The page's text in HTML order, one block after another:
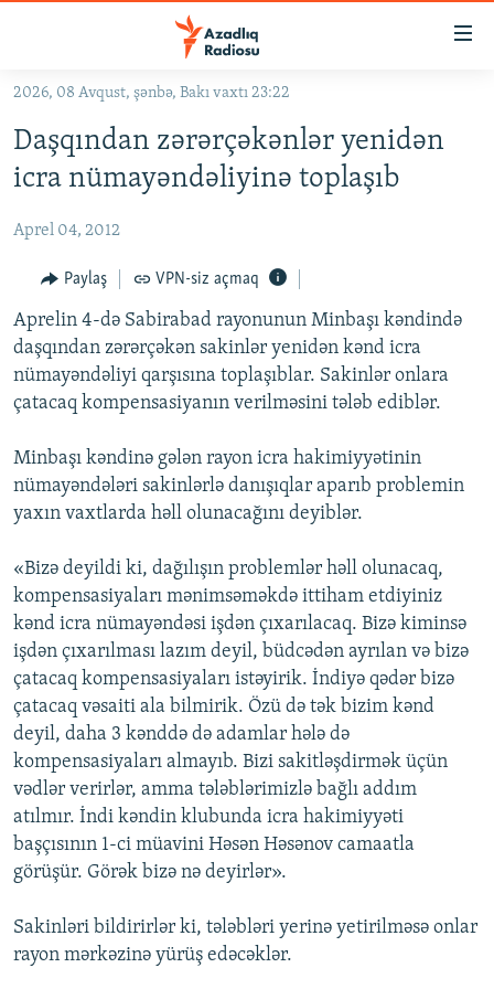
Əsas
qayıt
Əsas
qayıt
#İZAHLA
KORRUPSIOMETR
#ƏSLINDƏ
FƏRQƏ BAX
QANUNI DOĞRU
ARAŞDIRMA
MULTIMEDIA
FOTOQALEREYA
İNFOQRAFIKA
KARIKATURA
AZƏRBAYCAN ƏDƏBIYYATI KITABXANASI
İSLAM VƏ DEMOKRATIYA
İZ - MƏDƏNIYYƏT PROQRAMI
HAQQIMIZDA
MISSIYAMIZ
PEŞƏ ETIKASI VƏ JURNALISTIKA STANDARTLARIMIZ
MATERIALLARIMIZDAN ISTIFADƏ
AZADLIQRADIOSU MOBIL TELEFONUNUZDA
BIZIMLƏ ƏLAQƏ
XƏBƏR BÜLLETENLƏRIMIZ
RFE/RL-in bütün saytları
2026, 08 Avqust, şənbə, Bakı vaxtı 23:22
Daşqından zərərçəkənlər yenidən
icra nümayəndəliyinə toplaşıb
Aprel 04, 2012
Paylaş VPN-siz açmaq
Aprelin 4-də Sabirabad rayonunun Minbaşı kəndində
daşqından zərərçəkən sakinlər yenidən kənd icra
nümayəndəliyi qarşısına toplaşıblar. Sakinlər onlara
çatacaq kompensasiyanın verilməsini tələb ediblər.
Minbaşı kəndinə gələn rayon icra hakimiyyətinin
nümayəndələri sakinlərlə danışıqlar aparıb problemin
yaxın vaxtlarda həll olunacağını deyiblər.
«Bizə deyildi ki, dağılışın problemlər həll olunacaq,
kompensasiyaları mənimsəməkdə ittiham etdiyiniz
kənd icra nümayəndəsi işdən çıxarılacaq. Bizə kiminsə
işdən çıxarılması lazım deyil, büdcədən ayrılan və bizə
çatacaq kompensasiyaları istəyirik. İndiyə qədər bizə
çatacaq vəsaiti ala bilmirik. Özü də tək bizim kənd
deyil, daha 3 kənddə də adamlar hələ də
kompensasiyaları almayıb. Bizi sakitləşdirmək üçün
vədlər verirlər, amma tələblərimizlə bağlı addım
atılmır. İndi kəndin klubunda icra hakimiyyəti
başçısının 1-ci müavini Həsən Həsənov camaatla
görüşür. Görək bizə nə deyirlər».
Sakinləri bildirirlər ki, tələbləri yerinə yetirilməsə onlar
rayon mərkəzinə yürüş edəcəklər.